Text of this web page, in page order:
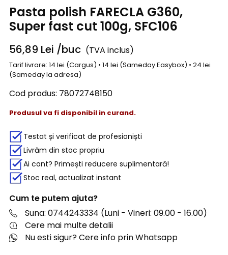
Pasta polish FARECLA G360,
Super fast cut 100g, SFC106
56,89 Lei /buc (TVA inclus)
Tarif livrare: 14 lei (Cargus) • 14 lei (Sameday Easybox) • 24 lei
(Sameday la adresa)
Cod produs: 78072748150
Produsul va fi disponibil in curand.
Testat și verificat de profesioniști
Livrăm din stoc propriu
Ai cont? Primești reducere suplimentară!
Stoc real, actualizat instant
Cum te putem ajuta?
Suna: 0744243334 (Luni - Vineri: 09.00 - 16.00)
Cere mai multe detalii
Nu esti sigur? Cere info prin Whatsapp